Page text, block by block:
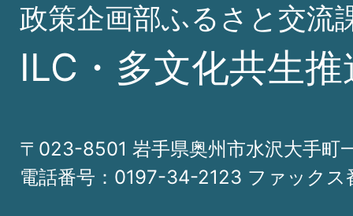
政策企画部ふるさと交流
ILC・多文化共生
〒023-8501 岩手県奥州市水沢大手町
電話番号：0197-34-2123 ファック